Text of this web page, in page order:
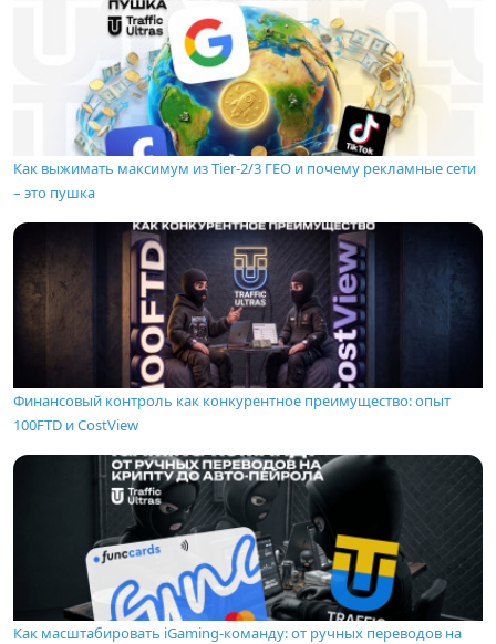
Как выжимать максимум из Tier-2/3 ГЕО и почему рекламные сети
– это пушка
Финансовый контроль как конкурентное преимущество: опыт
100FTD и CostView
Как масштабировать iGaming-команду: от ручных переводов на